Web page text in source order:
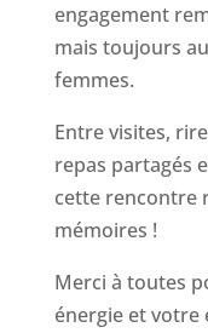
engagement
mais toujours
femmes.
Entre visites,
repas partagés
cette rencontre
mémoires !
Merci à toutes
énergie et votre